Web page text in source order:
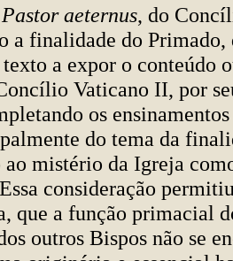
Pastor aeternus, do
a finalidade do Primado,
a expor o conteúdo
Vaticano II, por
os
do tema da
ao mistério da Igreja
Essa consideração
que a função primacial
outros Bispos não se